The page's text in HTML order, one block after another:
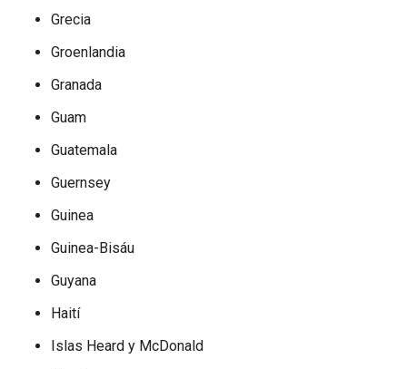
Grecia
Groenlandia
Granada
Guam
Guatemala
Guernsey
Guinea
Guinea-Bisáu
Guyana
Haití
Islas Heard y McDonald